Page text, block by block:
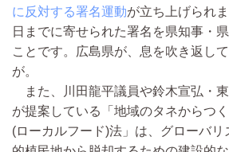
に反対する署名運動が立ち上げられ
日までに寄せられた署名を県知事・
ことです。広島県が、息を吹き返し
が。
また、川田龍平議員や鈴木宣弘・
が提案している「地域のタネからつ
(ローカルフード)法」は、グローバリ